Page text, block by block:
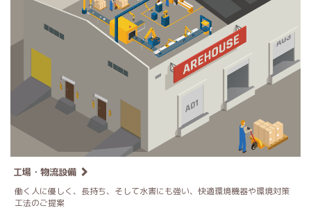
工場・物流設備
働く人に優しく、長持ち、そして水害にも強い、快適環境機器や環境対策
工法のご提案